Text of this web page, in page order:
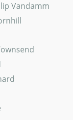
Vandamm